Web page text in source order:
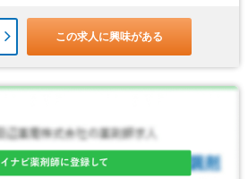
この求人に興味がある